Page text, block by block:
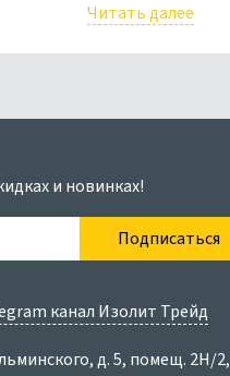
Читать далее
и новинках!
Подписаться
канал Изолит Трейд
д. 5, помещ. 2Н/2,